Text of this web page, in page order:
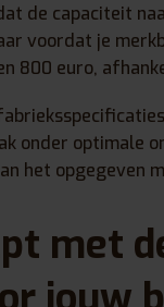
de capaciteit
voordat je
800 euro,
onder optimale
het opgegeven
met